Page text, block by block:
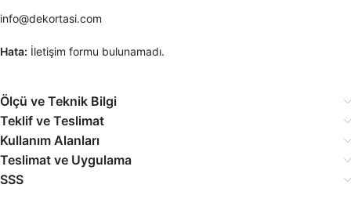
info@dekortasi.com
Hata: İletişim formu bulunamadı.
Ölçü ve Teknik Bilgi
Teklif ve Teslimat
Kullanım Alanları
Teslimat ve Uygulama
SSS